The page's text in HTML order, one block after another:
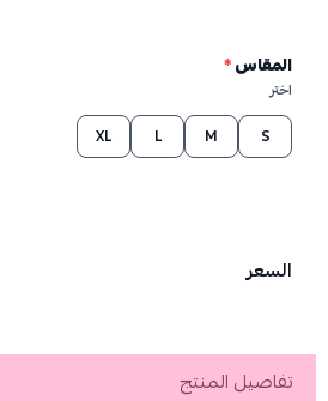
المقاس*
اختر
S
M
L
XL
السعر
تفاصيل المنتج